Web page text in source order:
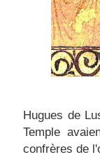
Hugues de
Temple
confrères de